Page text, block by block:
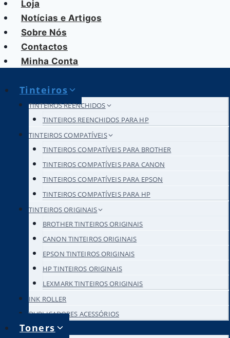
Loja
Notícias e Artigos
Sobre Nós
Contactos
Minha Conta
Tinteiros
TINTEIROS REENCHIDOS
TINTEIROS REENCHIDOS PARA HP
TINTEIROS COMPATÍVEIS
TINTEIROS COMPATÍVEIS PARA BROTHER
TINTEIROS COMPATÍVEIS PARA CANON
TINTEIROS COMPATÍVEIS PARA EPSON
TINTEIROS COMPATÍVEIS PARA HP
TINTEIROS ORIGINAIS
BROTHER TINTEIROS ORIGINAIS
CANON TINTEIROS ORIGINAIS
EPSON TINTEIROS ORIGINAIS
HP TINTEIROS ORIGINAIS
LEXMARK TINTEIROS ORIGINAIS
INK ROLLER
DUPLICADORES ACESSÓRIOS
Toners